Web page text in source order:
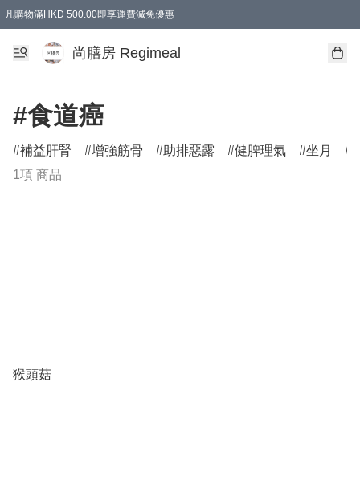
凡購物滿HKD 500.00即享運費減免優惠
尚膳房 Regimeal
#食道癌
補益肝腎 增強筋骨 助排惡露 健脾理氣 坐月
1項 商品
猴頭菇